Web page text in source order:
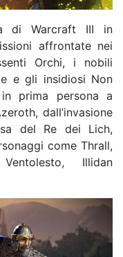
di Warcraft III in
affrontate nei
Orchi, i nobili
e gli insidiosi Non
prima persona a
dall’invasione
del Re dei Lich,
come Thrall,
Illidan